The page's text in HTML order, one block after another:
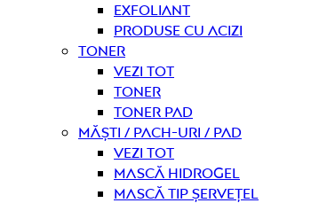
Exfoliant
Produse cu acizi
Toner
Vezi tot
Toner
Toner pad
Măști / Pach-uri / Pad
Vezi tot
Mască hidrogel
Mască tip șervețel